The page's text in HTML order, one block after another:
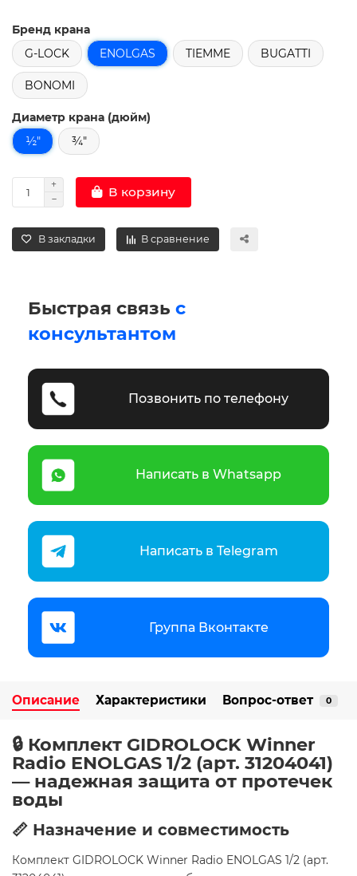
Бренд крана
G-LOCK
ENOLGAS TIEMME BUGATTI
BONOMI
Диаметр крана (дюйм)
½"
¾"
В корзину
В закладки В сравнение
Быстрая связь с
консультантом
Позвонить по телефону
Написать в Whatsapp
Написать в Telegram
Группа Вконтакте
Описание Характеристики Вопрос-ответ 0
🔒 Комплект GIDROLOCK Winner
Radio ENOLGAS 1/2 (арт. 31204041)
— надежная защита от протечек
воды
📏 Назначение и совместимость
Комплект GIDROLOCK Winner Radio ENOLGAS 1/2 (арт.